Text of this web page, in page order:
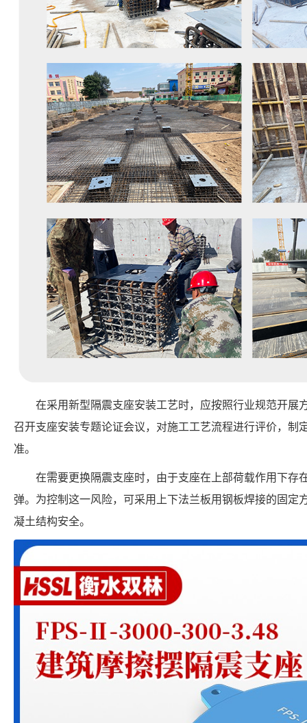
在采用新型隔震支座安装工艺时，应按照行业规范开展
召开支座安装专题论证会议，对施工工艺流程进行评价，制
准。
在需要更换隔震支座时，由于支座在上部荷载作用下存
弹。为控制这一风险，可采用上下法兰板用钢板焊接的固定
凝土结构安全。